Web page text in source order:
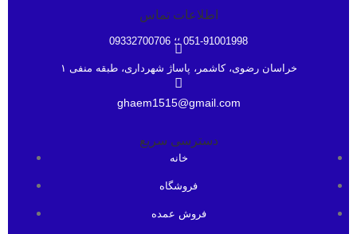
اطلاعات تماس
051-91001998 ؛؛ 09332700706
خراسان رضوی، کاشمر، پاساژ شهرداری، طبقه منفی ۱
ghaem1515@gmail.com
دسترسی سریع
خانه
فروشگاه
فروش عمده